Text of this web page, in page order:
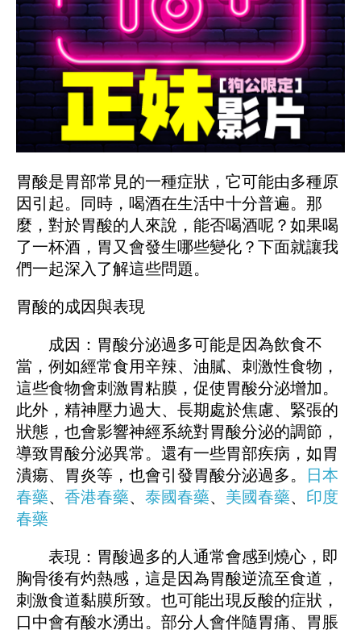
胃酸是胃部常見的一種症狀，它可能由多種原
因引起。同時，喝酒在生活中十分普遍。那
麼，對於胃酸的人來說，能否喝酒呢？如果喝
了一杯酒，胃又會發生哪些變化？下面就讓我
們一起深入了解這些問題。
胃酸的成因與表現
成因：胃酸分泌過多可能是因為飲食不
當，例如經常食用辛辣、油膩、刺激性食物，
這些食物會刺激胃粘膜，促使胃酸分泌增加。
此外，精神壓力過大、長期處於焦慮、緊張的
狀態，也會影響神經系統對胃酸分泌的調節，
導致胃酸分泌異常。還有一些胃部疾病，如胃
潰瘍、胃炎等，也會引發胃酸分泌過多。
日本
春藥、 香港春藥、 泰國春藥、 美國春藥、 印度
春藥
表現：胃酸過多的人通常會感到燒心，即
胸骨後有灼熱感，這是因為胃酸逆流至食道，
刺激食道黏膜所致。也可能出現反酸的症狀，
口中會有酸水湧出。部分人會伴隨胃痛、胃脹